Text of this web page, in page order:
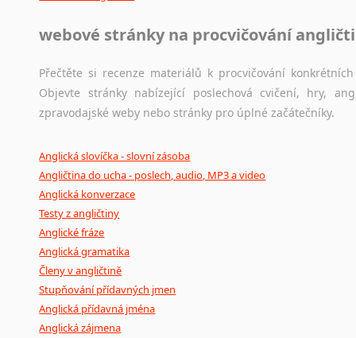
webové stránky na procvičování
Přečtěte si recenze materiálů k procvičování
Objevte stránky nabízející poslechová cvičení, hry,
zpravodajské weby nebo stránky pro úplné začátečníky.
Anglická slovíčka - slovní zásoba
Angličtina do ucha - poslech, audio, MP3 a video
Anglická konverzace
Testy z angličtiny
Anglické fráze
Anglická gramatika
Členy v angličtině
Stupňování přídavných jmen
Anglická přídavná jména
Anglická zájmena